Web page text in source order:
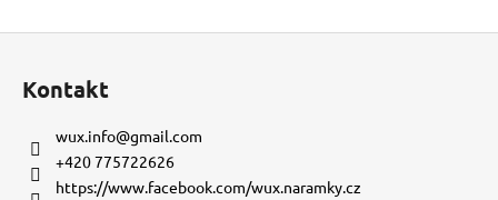
Kontakt
wux.info@gmail.com
+420 775722626
https://www.facebook.com/wux.naramky.cz